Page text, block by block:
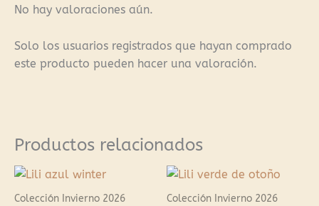
No hay valoraciones aún.
Solo los usuarios registrados que hayan comprado
este producto pueden hacer una valoración.
Productos relacionados
Colección Invierno 2026 Colección Invierno 2026